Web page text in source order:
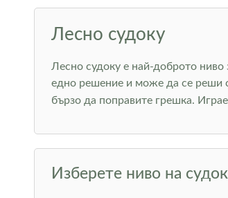
Лесно судоку
Лесно судоку е най-доброто ниво
едно решение и може да се реши с
бързо да поправите грешка.
Изберете ниво на